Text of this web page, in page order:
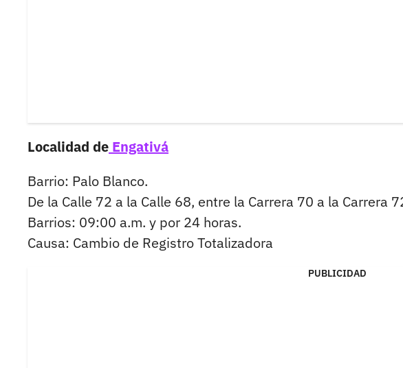
Localidad de Engativá
Barrio: Palo Blanco.
De la Calle 72 a la Calle 68, entre la Carrera 70 a la Carrera
Barrios: 09:00 a.m. y por 24 horas.
Causa: Cambio de Registro Totalizadora
PUBLICIDAD